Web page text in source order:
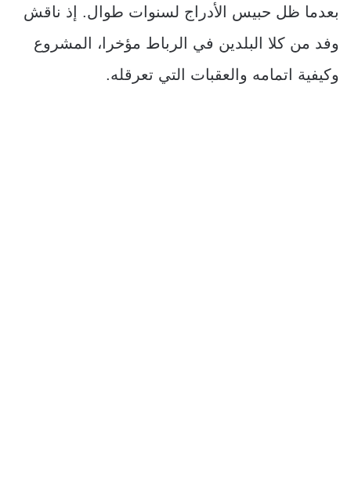
بعدما ظل حبيس الأدراج لسنوات طوال. إذ ناقش
وفد من كلا البلدين في الرباط مؤخرا، المشروع
وكيفية اتمامه والعقبات التي تعرقله.